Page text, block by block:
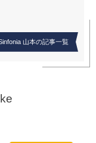
山本の記事一覧